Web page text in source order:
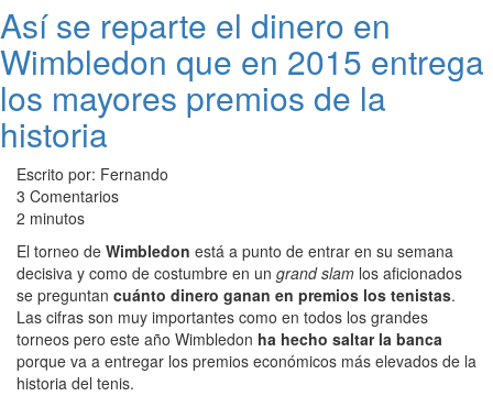
Así se reparte el dinero en
Wimbledon que en 2015 entrega
los mayores premios de la
historia
Escrito por: Fernando
3 Comentarios
2 minutos
El torneo de Wimbledon está a punto de entrar en su semana
decisiva y como de costumbre en un grand slam los aficionados
se preguntan cuánto dinero ganan en premios los tenistas.
Las cifras son muy importantes como en todos los grandes
torneos pero este año Wimbledon ha hecho saltar la banca
porque va a entregar los premios económicos más elevados de la
historia del tenis.